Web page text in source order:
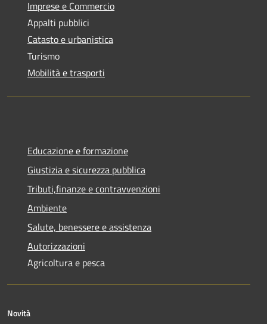
Imprese e Commercio
Appalti pubblici
Catasto e urbanistica
Turismo
Mobilità e trasporti
Educazione e formazione
Giustizia e sicurezza pubblica
Tributi,finanze e contravvenzioni
Ambiente
Salute, benessere e assistenza
Autorizzazioni
Agricoltura e pesca
Novità